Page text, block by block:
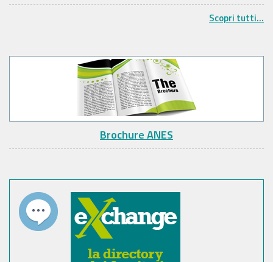
Scopri tutti...
Brochure ANES